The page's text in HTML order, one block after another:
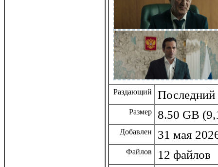
Раздающий Последний
Размер 8.50 GB
Добавлен 31 мая
Файлов 12 файлов